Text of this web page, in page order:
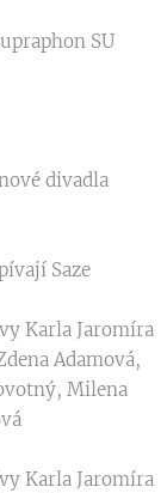
SU
divadla
Saze
Karla Jaromíra
Adamová,
Milena
Karla Jaromíra